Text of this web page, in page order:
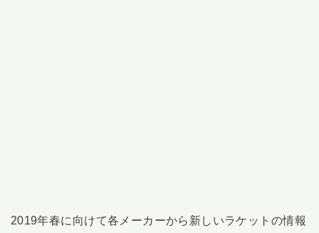
2019年春に向けて各メーカーから新しいラケットの情報